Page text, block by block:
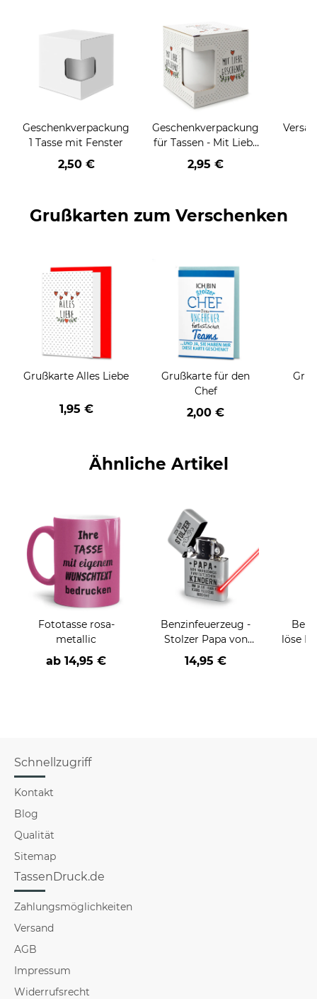
Geschenkverpackung
1 Tasse mit Fenster
2,50 €
Geschenkverpackung
für Tassen - Mit Liebe
geschenkt
2,95 €
Grußkarten zum Verschenken
Grußkarte Alles Liebe
1,95 €
Grußkarte für den
Chef
2,00 €
Ähnliche Artikel
Fototasse rosa-
metallic
ab 14,95 €
Benzinfeuerzeug -
Stolzer Papa von
Kinder
14,95 €
löse
Schnellzugriff
Kontakt
Blog
Qualität
Sitemap
TassenDruck.de
Zahlungsmöglichkeiten
Versand
AGB
Impressum
Widerrufsrecht